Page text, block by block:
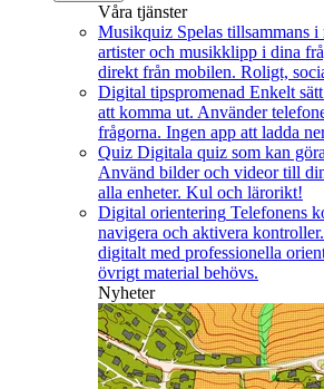
Våra tjänster
Musikquiz Spelas tillsammans
artister och musikklipp i dina
direkt från mobilen. Roligt,
Digital tipspromenad Enkelt
att komma ut. Använder
frågorna. Ingen app att ladda
Quiz Digitala quiz som kan
Använd bilder och videor till
alla enheter. Kul och lärorikt!
Digital orientering Telefonens
navigera och aktivera
digitalt med professionella
övrigt material behövs.
Nyheter